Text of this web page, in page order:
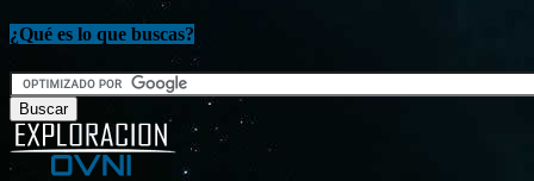
¿Qué es lo que buscas?